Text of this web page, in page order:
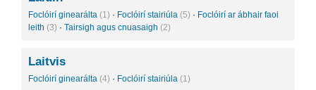
Foclóirí ginearálta (1) · Foclóirí stairiúla (5) · Foclóirí ar ábhair faoi
leith (3) · Tairsigh agus cnuasaigh (2)
Laitvis
Foclóirí ginearálta (4) · Foclóirí stairiúla (1)